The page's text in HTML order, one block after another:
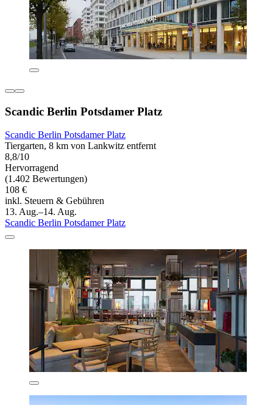
Scandic Berlin Potsdamer Platz
Scandic Berlin Potsdamer Platz
Tiergarten, 8 km von Lankwitz entfernt
8,8/10
Hervorragend
(1.402 Bewertungen)
108 €
inkl. Steuern & Gebühren
13. Aug.–14. Aug.
Scandic Berlin Potsdamer Platz